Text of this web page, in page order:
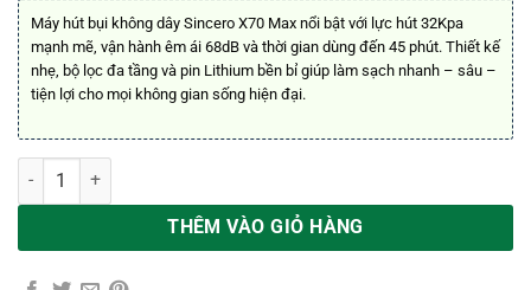
Máy hút bụi không dây Sincero X70 Max nổi bật với lực hút 32Kpa
mạnh mẽ, vận hành êm ái 68dB và thời gian dùng đến 45 phút. Thiết kế
nhẹ, bộ lọc đa tầng và pin Lithium bền bỉ giúp làm sạch nhanh – sâu –
tiện lợi cho mọi không gian sống hiện đại.
Máy hút bụi không dây Sincero X70 Max số lượng
THÊM VÀO GIỎ HÀNG